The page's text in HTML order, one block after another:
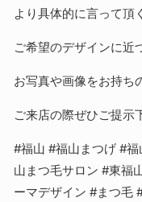
より具体的に言って頂
ご希望のデザインに
お写真や画像をお持ち
ご来店の際ぜひご提示
#福山 #福山まつげ #
山まつ毛サロン #東福
ーマデザイン #まつ毛